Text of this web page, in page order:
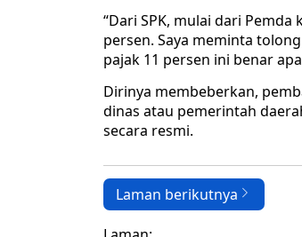
“Dari SPK, mulai dari
persen. Saya meminta
pajak 11 persen ini benar
Dirinya membeberkan,
dinas atau pemerintah
secara resmi.
Laman berikutnya